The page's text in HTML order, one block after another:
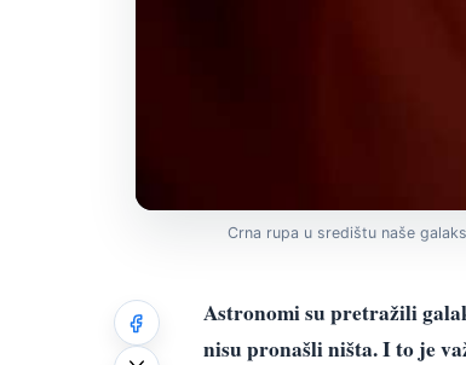
Crna rupa u središtu naše
Astronomi su pretražili
nisu pronašli ništa. I to je